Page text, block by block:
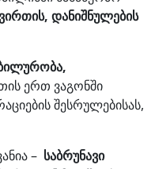
დანიშნულების
ერთ ვაგონში
შესრულებისას,
– საბრუნავი